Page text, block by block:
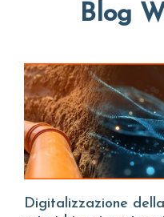
Blog
Digitalizzazione della